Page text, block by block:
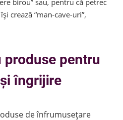
crează “man-cave-uri”,
produse pentru
îngrijire
de înfrumusețare